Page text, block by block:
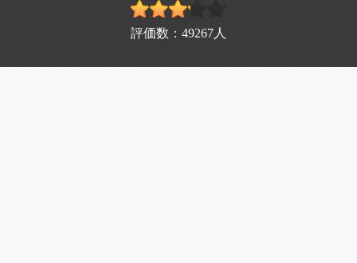
評価数： 49267 人